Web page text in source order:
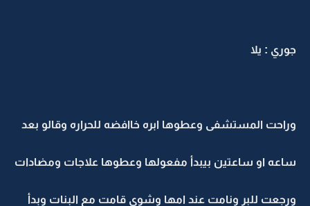
جوري : يلا
وراحت المستشفى وعطوها ابره خاافضه للحراره وقالو بعد
ساعه او ساعتين بيبدأ مفعولها وعطوها علاجات ومضادات
ورجعت للبر ونامت عند امها وشوي قامت مع البنات وبدأ